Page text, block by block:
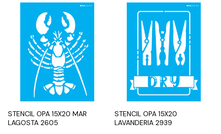
STENCIL OPA 15X20 MAR
LAGOSTA 2605
STENCIL OPA 15X20
LAVANDERIA 2939